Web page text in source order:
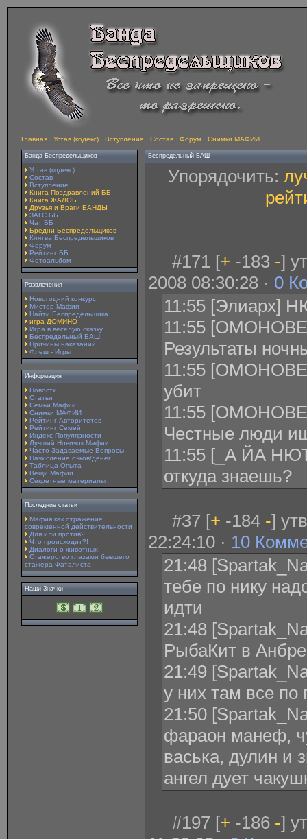
Главная · Устав (кодекс) · Вступление · Состав · Форум · Снимки МАФИИ
Банда Беспредельщиков
Устав (кодекс)
Состав
Вступление
Книга Поздравлений ББ
Книга ЖАЛОБ
Друзья и Враги БАНДЫ
ЗАГС ББ
Чат ББ
Бредни Беспредельщиков
Клятва Беспредельщиков
Форум
Рейтинг ББ
Фотоальбом
Развлечения
Новогодний конкурс
Мистер Мафия
Найти Беспредельщика
игра ДОМИНО
Игра в весёлую сказку
Беспредельный БАШ
Причины наказаний
Флеш - Игры
Информация
Новости
Статьи
Семьи Мафии
Снимки МАФИИ
Рейтинг Авторитетов
Рейтинг Семей
Индекс Популярности
Лучший Новичок Мафии
Часто Задаваемые Вопросы
Начисление очков/денег
Таблица Опыта
Вещи Мафии
Секретные материалы
Последние статьи
Мафия как отражение
современной действительности
Для или против?
Что происходит?!
Диалоги о животных.
Стажерство глазами бывшего
стажера Фаталиста
Наши Значки
Беспредельный БАШ
Упорядочить:
#171 [+ -183 -]
2008 08:30:28 · 0
11:55 [Элиарх]
11:55
Результаты
11:55
убит
11:55
Честные люди
11:55 [_А ЙА
откуда знаешь?
#37 [+ -184 -]
22:24:10 · 10
21:48
тебе по нику
идти
21:48
РыбаКит в
21:49
у них там все по
21:50
фараон манеф,
васька, дулин и
ангел дует
#197 [+ -186 -]